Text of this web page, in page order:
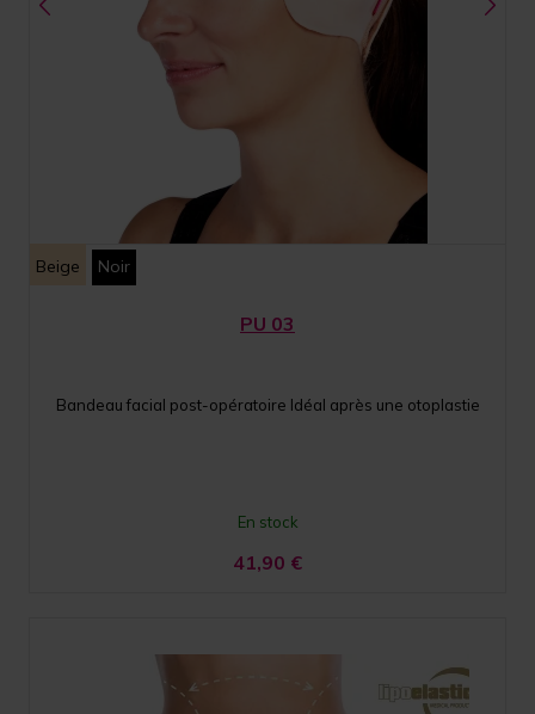
Beige Noir
PU 03
Bandeau facial post-opératoire Idéal après une otoplastie
En stock
41,90 €